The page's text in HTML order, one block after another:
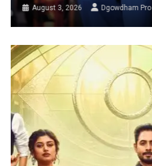
August 3, 2026 Dgowdham Pro